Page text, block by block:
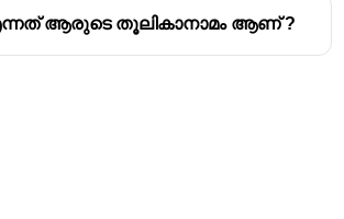
ആരുടെ തൂലികാനാമം ആണ് ?